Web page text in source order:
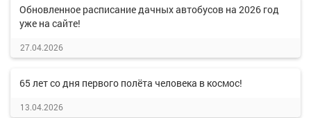
Обновленное расписание дачных автобусов на 2026 год
уже на сайте!
27.04.2026
65 лет со дня первого полёта человека в космос!
13.04.2026